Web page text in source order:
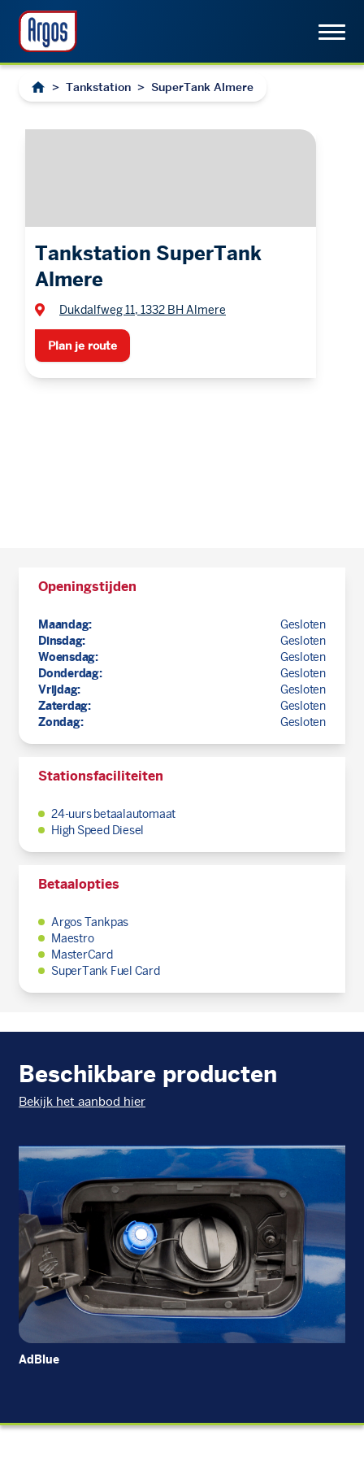
> Tankstation > SuperTank Almere
Tankstation SuperTank
Almere
Dukdalfweg 11, 1332 BH Almere
Plan je route
Openingstijden
Maandag:
Gesloten
Dinsdag:
Gesloten
Woensdag:
Gesloten
Donderdag:
Gesloten
Vrijdag:
Gesloten
Zaterdag:
Gesloten
Zondag:
Gesloten
Stationsfaciliteiten
24-uurs betaalautomaat
High Speed Diesel
Betaalopties
Argos Tankpas
Maestro
MasterCard
SuperTank Fuel Card
Beschikbare producten
Bekijk het aanbod hier
AdBlue